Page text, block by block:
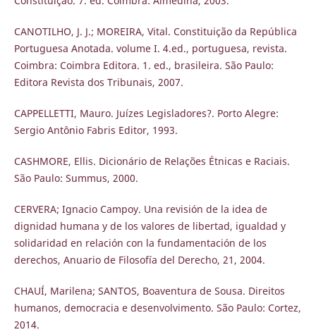
CANOTILHO, J. J.; MOREIRA, Vital. Constituição da República
Portuguesa Anotada. volume I. 4.ed., portuguesa, revista.
Coimbra: Coimbra Editora. 1. ed., brasileira. São Paulo:
Editora Revista dos Tribunais, 2007.
CAPPELLETTI, Mauro. Juízes Legisladores?. Porto Alegre:
Sergio Antônio Fabris Editor, 1993.
CASHMORE, Ellis. Dicionário de Relações Étnicas e Raciais.
São Paulo: Summus, 2000.
CERVERA; Ignacio Campoy. Una revisión de la idea de
dignidad humana y de los valores de libertad, igualdad y
solidaridad en relación con la fundamentación de los
derechos, Anuario de Filosofía del Derecho, 21, 2004.
CHAUÍ, Marilena; SANTOS, Boaventura de Sousa. Direitos
humanos, democracia e desenvolvimento. São Paulo: Cortez,
2014.